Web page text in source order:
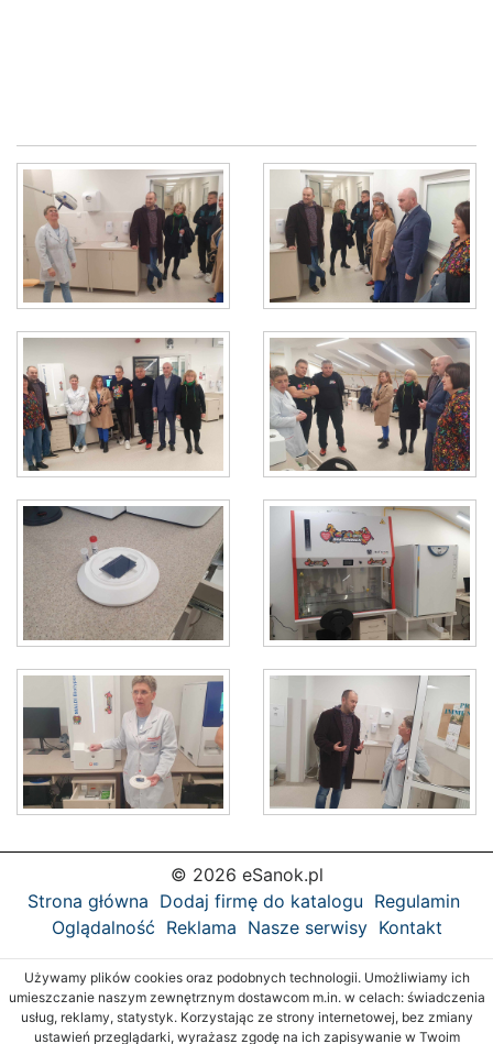
© 2026 eSanok.pl
Strona główna Dodaj firmę do katalogu Regulamin
Oglądalność Reklama Nasze serwisy Kontakt
Używamy plików cookies oraz podobnych technologii. Umożliwiamy ich
umieszczanie naszym zewnętrznym dostawcom m.in. w celach: świadczenia
usług, reklamy, statystyk. Korzystając ze strony internetowej, bez zmiany
ustawień przeglądarki, wyrażasz zgodę na ich zapisywanie w Twoim